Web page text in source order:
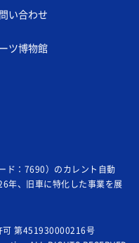
い合わせ
ツ博物館
ド：7690）のカレント自動
年、旧車に特化した事業を展
可 第451930000216号